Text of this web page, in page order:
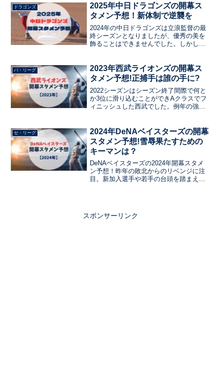
ルーキーのスタメン入りはあるか？ベテ
ランの起用は？
ドラゴンズ
2025年中日ドラゴンズの開幕ス
タメン予想！新体制で逆襲を
2024年の中日ドラゴンズは立浪監督の最
終シーズンとなりましたが、優秀の美を
飾ることはできませんでした。しかし、
た。この投稿では2024年のドラゴンズ打
線を振り返り、2025年の中日ドラゴンズ
開幕スタメンを予想します。
パ・リーグ
2023年西武ライオンズの開幕ス
タメン予想!正捕手は誰の手に?
2022シーズンはシーズン終了間際で何と
か3位に滑り込むことができAクラスでフ
ィニッシュした西武でした。例年の強打
ズの開幕スタメンを予想します。
セ・リーグ
2024年DeNAベイスターズの開幕
スタメン予想!雪辱果たすための
キーマンは？
DeNAベイスターズの2024年開幕スタメ
ン予想！昨年の敗北からのリベンジに注
目。新加入選手や若手の台頭を踏まえ、
雪辱に向けたキーマンにフォーカスした
スポンサーリンク